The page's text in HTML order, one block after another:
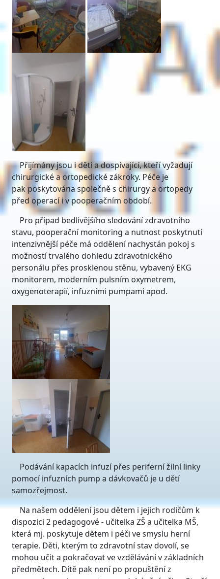
Přijímány jsou i děti a dospívající, kteří vyžadují
chirurgické a ortopedické zákroky. Péče je
pak poskytována společně s chirurgy a ortopedy
před operací i v pooperačním období.
Pro případ bedlivějšího sledování zdravotního
stavu, pooperační monitoring a nutnost poskytnutí
intenzivnější péče má oddělení nachystán pokoj s
možností trvalého dohledu zdravotnického
personálu přes prosklenou stěnu, vybavený EKG
monitorem, moderním pulsním oxymetrem,
oxygenoterapií, infuzními pumpami apod.
Podávání kapacích infuzí přes periferní žilní linky
pomocí infuzních pump a dávkovačů je u dětí
samozřejmost.
Na našem oddělení jsou dětem i jejich rodičům k
dispozici 2 pedagogové - učitelka ZŠ a učitelka MŠ,
která mj. poskytuje dětem i péči ve smyslu herní
terapie. Děti, kterým to zdravotní stav dovolí, se
mohou učit a pokračovat ve vzdělávání v základních
předmětech. Dítě pak není po propuštění z